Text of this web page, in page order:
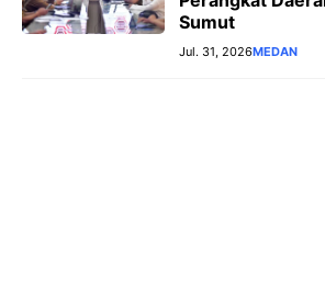
Sumut
Jul. 31, 2026MEDAN